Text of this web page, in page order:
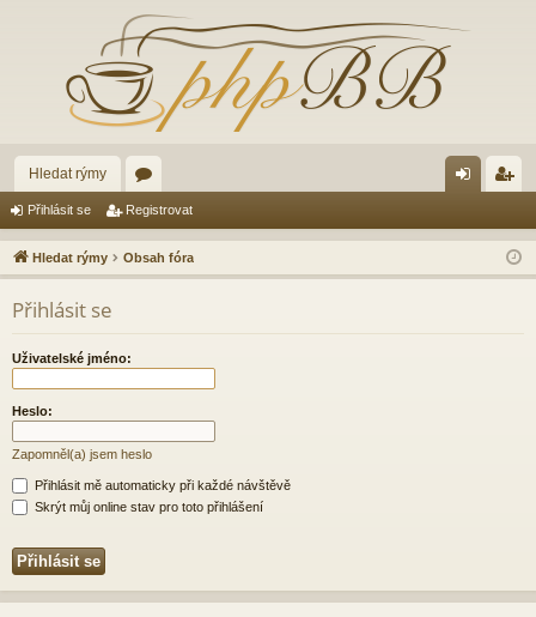
Hledat rýmy
ór
a lá
sit
ist
ro
Přihlásit se Registrovat
Hledat rýmy Obsah fóra
Přihlásit se
Uživatelské jméno:
Heslo:
Zapomněl(a) jsem heslo
Přihlásit mě automaticky při každé návštěvě
Skrýt můj online stav pro toto přihlášení